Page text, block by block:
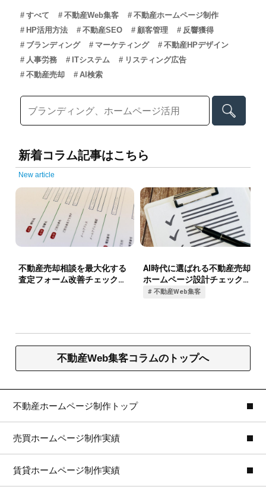
すべて 不動産Web集客
不動産ホームページ制作
HP活用方法
不動産SEO 顧客管理
反響獲得
ブランディング
マーケティング
不動産HPデザイン
人事労務
ITシステム
リスティング広告
不動産売却
AI検索
新着コラム記事はこちら
New article
不動産Web集客コラムのトップへ
不動産ホームページ制作トップ
売買ホームページ制作実績
賃貸ホームページ制作実績